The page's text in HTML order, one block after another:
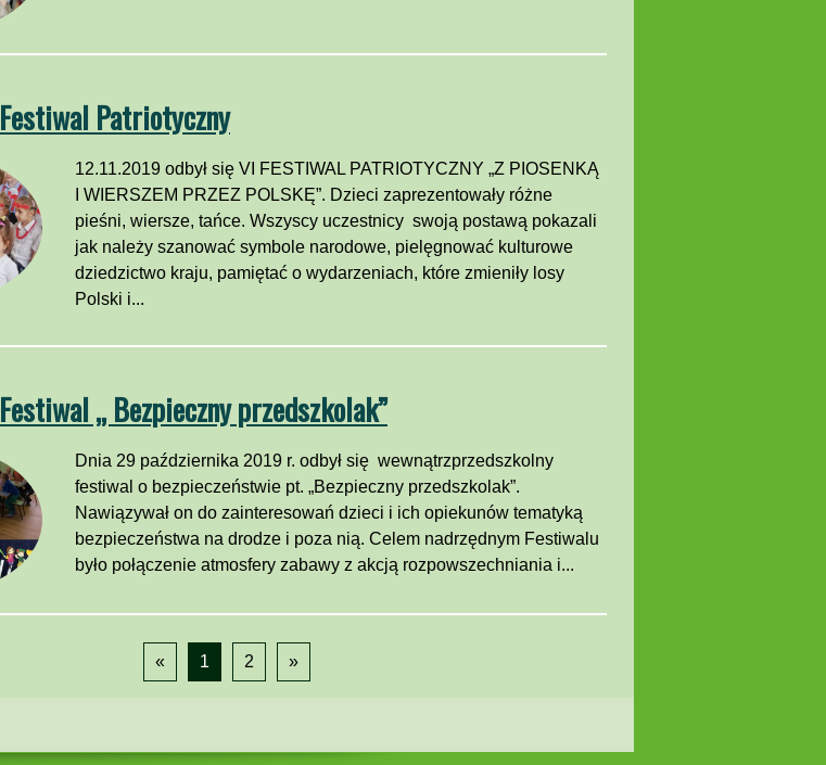
Festiwal Patriotyczny
12.11.2019 odbył się VI FESTIWAL PATRIOTYCZNY „Z PIOSENKĄ
I WIERSZEM PRZEZ POLSKĘ”. Dzieci zaprezentowały różne
pieśni, wiersze, tańce. Wszyscy uczestnicy swoją postawą pokazali
jak należy szanować symbole narodowe, pielęgnować kulturowe
dziedzictwo kraju, pamiętać o wydarzeniach, które zmieniły losy
Polski i...
Festiwal „ Bezpieczny przedszkolak”
Dnia 29 października 2019 r. odbył się wewnątrzprzedszkolny
festiwal o bezpieczeństwie pt. „Bezpieczny przedszkolak”.
Nawiązywał on do zainteresowań dzieci i ich opiekunów tematyką
bezpieczeństwa na drodze i poza nią. Celem nadrzędnym Festiwalu
było połączenie atmosfery zabawy z akcją rozpowszechniania i...
« 1 2 »